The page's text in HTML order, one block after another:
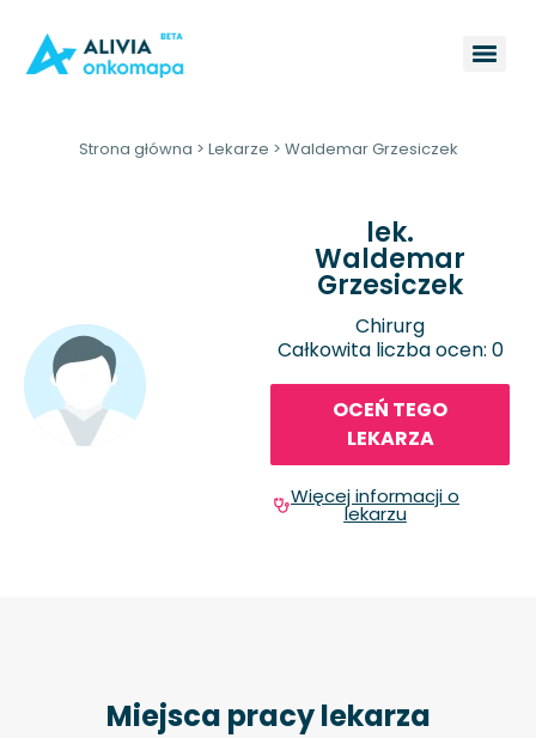
Strona główna > Lekarze > Waldemar Grzesiczek
lek.
Waldemar
Grzesiczek
Chirurg
Całkowita liczba ocen: 0
OCEŃ TEGO
LEKARZA
Więcej informacji o
lekarzu
Miejsca pracy lekarza